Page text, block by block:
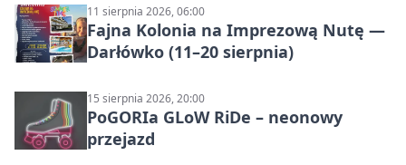
11 sierpnia 2026, 06:00
Fajna Kolonia na Imprezową Nutę —
Darłówko (11–20 sierpnia)
15 sierpnia 2026, 20:00
PoGORIa GLoW RiDe – neonowy
przejazd